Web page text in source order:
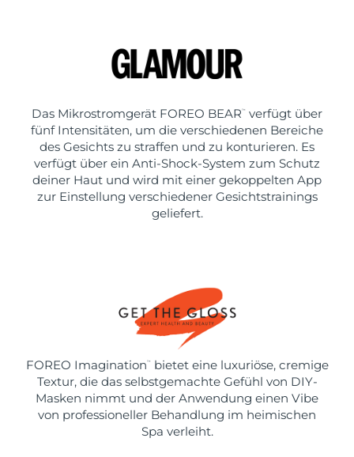
Das Mikrostromgerät FOREO BEAR ™
verfügt über
fünf Intensitäten, um die verschiedenen Bereiche
des Gesichts zu straffen und zu konturieren. Es
verfügt über ein Anti-Shock-System zum Schutz
deiner Haut und wird mit einer gekoppelten App
zur Einstellung verschiedener Gesichtstrainings
geliefert.
FOREO Imagination ™
bietet eine luxuriöse, cremige
Textur, die das selbstgemachte Gefühl von DIY-
Masken nimmt und der Anwendung einen Vibe
von professioneller Behandlung im heimischen
Spa verleiht.